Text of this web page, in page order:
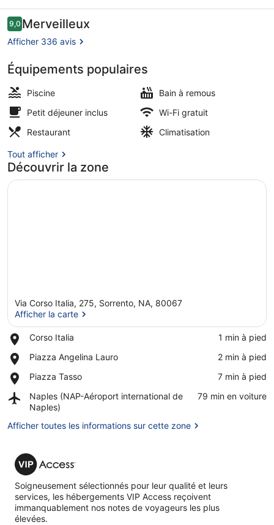
Chambre Classique, balcon |
Avis
voyageurs
9,09,0 sur 10
Merveilleux
Afficher 336 avis
Équipements populaires
Piscine
Bain à remous
Petit déjeuner inclus
Wi-Fi gratuit
Restaurant
Climatisation
Tout afficher
Découvrir la zone
Via Corso Italia, 275, Sorrento, NA, 80067
Afficher la carte
Corso Italia
Place,
Italia
‪1 min à pied‬
Piazza Angelina Lauro
Place,
Angelina
‪2 min à pied‬
Piazza Tasso
Place,
Tasso
‪7 min à pied‬
Naples (NAP-Aéroport international de
Naples)
Airport,
Naples
Aéroport
Naples)
‪79 min en voiture‬
Afficher toutes les informations sur cette zone
VIP
Access
Soigneusement sélectionnés pour leur qualité et leurs
services, les hébergements VIP Access reçoivent
immanquablement nos notes de voyageurs les plus
élevées.